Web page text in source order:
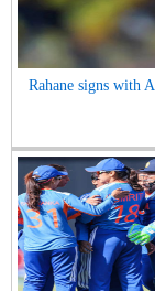
Rahane signs with